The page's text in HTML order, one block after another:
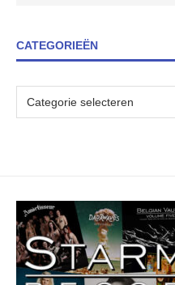
CATEGORIEËN